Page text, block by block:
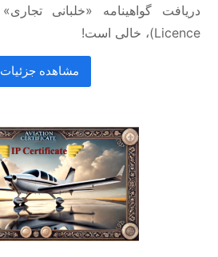
Licence)، خالی است!
مشاهده جزئیات